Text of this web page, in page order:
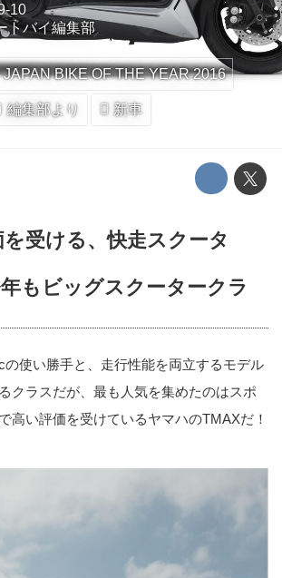
10
トバイ編集部
JAPAN BIKE OF THE YEAR 2016
編集部より 新車
受ける、快走スクータ
もビッグスクータークラ
の使い勝手と、走行性能を両立するモデル
クラスだが、最も人気を集めたのはスポ
高い評価を受けているヤマハのTMAXだ！